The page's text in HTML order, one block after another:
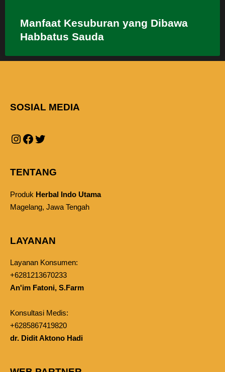
Manfaat Kesuburan yang Dibawa
Habbatus Sauda
SOSIAL MEDIA
TENTANG
Produk Herbal Indo Utama
Magelang, Jawa Tengah
LAYANAN
Layanan Konsumen:
+6281213670233
An'im Fatoni, S.Farm
Konsultasi Medis:
+6285867419820
dr. Didit Aktono Hadi